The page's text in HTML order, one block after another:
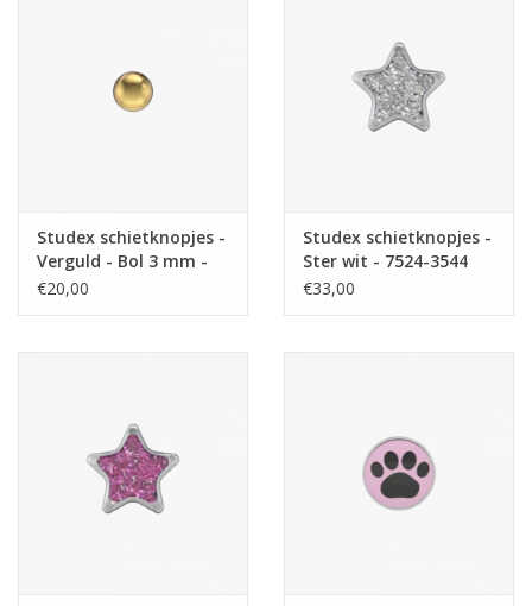
Studex schietknopjes -
Verguld - Bol 3 mm -
7531-0300 (101)
€20,00
Studex schietknopjes -
Ster wit - 7524-3544
(221)
€33,00